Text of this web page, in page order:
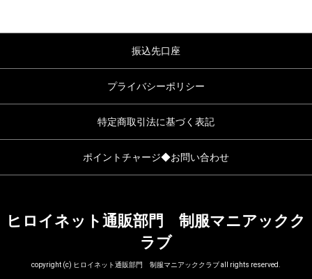
振込先口座
プライバシーポリシー
特定商取引法に基づく表記
ポイントチャージ◆お問い合わせ
ヒロイネット通販部門 制服マニアックク
ラブ
copyright (c) ヒロイネット通販部門 制服マニアッククラブ all rights reserved.